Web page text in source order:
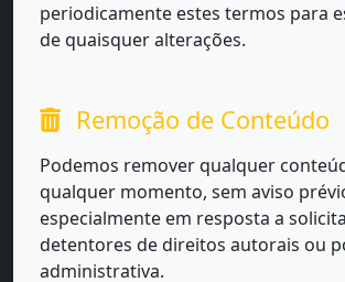
periodicamente estes termos para
de quaisquer alterações.
Remoção de Conteúdo
Podemos remover qualquer
qualquer momento, sem aviso
especialmente em resposta a
detentores de direitos autorais ou
administrativa.